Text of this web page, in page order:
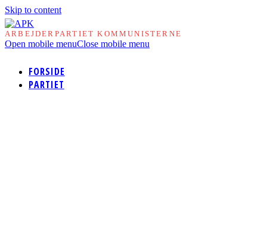
Skip to content
ARBEJDERPARTIET KOMMUNISTERNE
Open mobile menuClose mobile menu
FORSIDE
PARTIET